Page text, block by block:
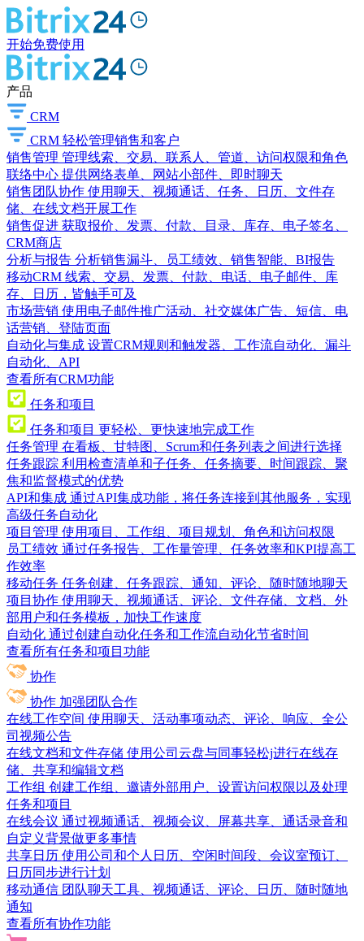
开始免费使用
产品
CRM
CRM 轻松管理销售和客户
销售管理 管理线索、交易、联系人、管道、访问权限和角色
联络中心 提供网络表单、网站小部件、即时聊天
销售团队协作 使用聊天、视频通话、任务、日历、文件存
储、在线文档开展工作
销售促进 获取报价、发票、付款、目录、库存、电子签名、
CRM商店
分析与报告 分析销售漏斗、员工绩效、销售智能、BI报告
移动CRM 线索、交易、发票、付款、电话、电子邮件、库
存、日历，皆触手可及
市场营销 使用电子邮件推广活动、社交媒体广告、短信、电
话营销、登陆页面
自动化与集成 设置CRM规则和触发器、工作流自动化、漏斗
自动化、API
查看所有CRM功能
任务和项目
任务和项目 更轻松、更快速地完成工作
任务管理 在看板、甘特图、Scrum和任务列表之间进行选择
任务跟踪 利用检查清单和子任务、任务摘要、时间跟踪、聚
焦和监督模式的优势
API和集成 通过API集成功能，将任务连接到其他服务，实现
高级任务自动化
项目管理 使用项目、工作组、项目规划、角色和访问权限
员工绩效 通过任务报告、工作量管理、任务效率和KPI提高工
作效率
移动任务 任务创建、任务跟踪、通知、评论、随时随地聊天
项目协作 使用聊天、视频通话、评论、文件存储、文档、外
部用户和任务模板，加快工作速度
自动化 通过创建自动化任务和工作流自动化节省时间
查看所有任务和项目功能
协作
协作 加强团队合作
在线工作空间 使用聊天、活动事项动态、评论、响应、全公
司视频公告
在线文档和文件存储 使用公司云盘与同事轻松j进行在线存
储、共享和编辑文档
工作组 创建工作组、邀请外部用户、设置访问权限以及处理
任务和项目
在线会议 通过视频通话、视频会议、屏幕共享、通话录音和
自定义背景做更多事情
共享日历 使用公司和个人日历、空闲时间段、会议室预订、
日历同步进行计划
移动通信 团队聊天工具、视频通话、评论、日历、随时随地
通知
查看所有协作功能